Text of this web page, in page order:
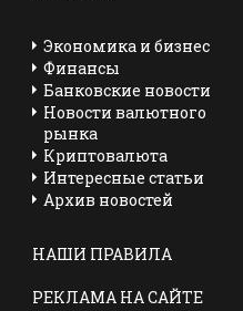
Экономика и бизнес
Финансы
Банковские новости
Новости валютного
рынка
Криптовалюта
Интересные статьи
Архив новостей
НАШИ ПРАВИЛА
РЕКЛАМА НА САЙТЕ